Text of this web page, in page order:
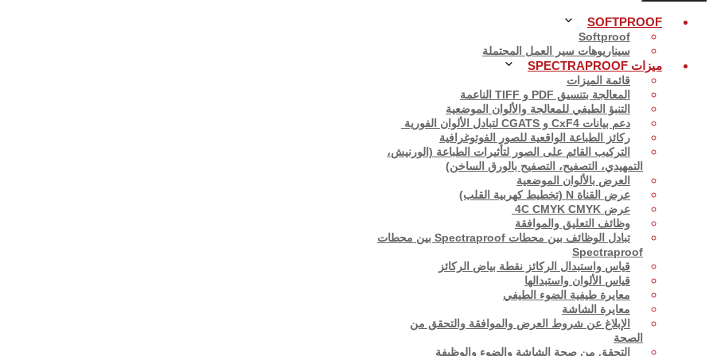
SOFTPROOF
Softproof
سيناريوهات سير العمل المحتملة
ميزات SPECTRAPROOF
قائمة الميزات
المعالجة بتنسيق PDF و TIFF الناعمة
التنبؤ الطيفي للمعالجة والألوان الموضعية
دعم بيانات CxF4 و CGATS لتبادل الألوان الفورية
ركائز الطباعة الواقعية للصور الفوتوغرافية
التركيب القائم على الصور لتأثيرات الطباعة (الورنيش،
التمهيدي، التصفيح، التصفيح بالورق الساخن)
العرض بالألوان الموضعية
عرض القناة N (تخطيط كهربية القلب)
عرض 4C CMYK CMYK
وظائف التعليق والموافقة
تبادل الوظائف بين محطات Spectraproof بين محطات
Spectraproof
قياس واستبدال الركائز نقطة بياض الركائز
قياس الألوان واستبدالها
معايرة طيفية الضوء الطيفي
معايرة الشاشة
الإبلاغ عن شروط العرض والموافقة والتحقق من
الصحة
التحقق من صحة الشاشة والضوء والوظيفة